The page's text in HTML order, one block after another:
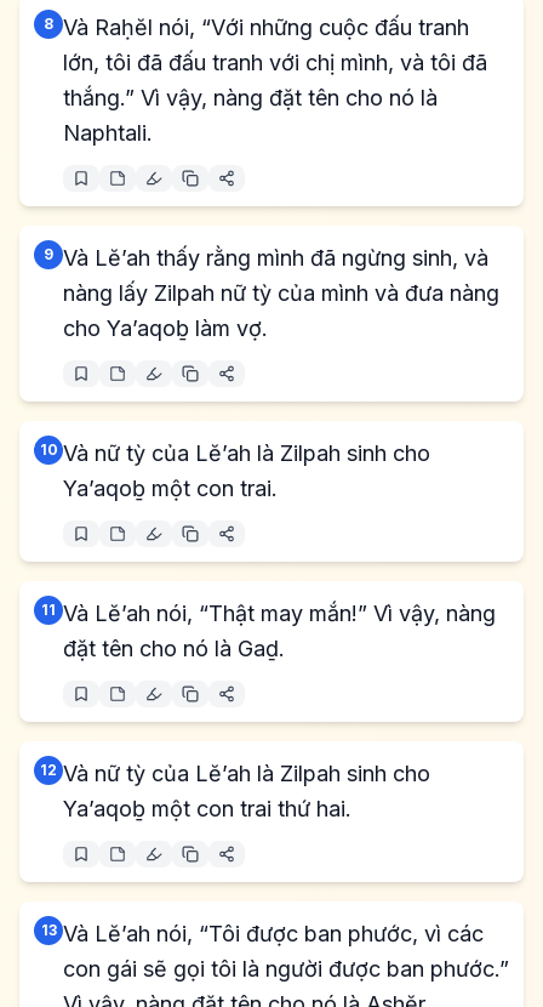
8 Và Raḥĕl nói, “Với những cuộc đấu tranh
lớn, tôi đã đấu tranh với chị mình, và tôi đã
thắng.” Vì vậy, nàng đặt tên cho nó là
Naphtali.
9 Và Lĕ’ah thấy rằng mình đã ngừng sinh, và
nàng lấy Zilpah nữ tỳ của mình và đưa nàng
cho Ya’aqoḇ làm vợ.
10 Và nữ tỳ của Lĕ’ah là Zilpah sinh cho
Ya’aqoḇ một con trai.
11 Và Lĕ’ah nói, “Thật may mắn!” Vì vậy, nàng
đặt tên cho nó là Gaḏ.
12 Và nữ tỳ của Lĕ’ah là Zilpah sinh cho
Ya’aqoḇ một con trai thứ hai.
13 Và Lĕ’ah nói, “Tôi được ban phước, vì các
con gái sẽ gọi tôi là người được ban phước.”